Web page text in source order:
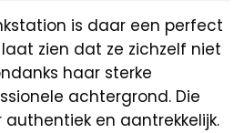
is daar een perfect
zien dat ze zichzelf niet
haar sterke
achtergrond. Die
en aantrekkelijk.